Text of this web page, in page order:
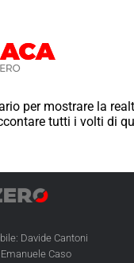
per mostrare la
tutti i volti di
Davide Cantoni
Caso